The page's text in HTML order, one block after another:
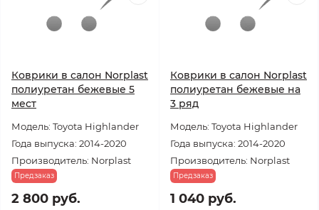
Коврики в салон Norplast
полиуретан бежевые 5
мест
Модель: Toyota Highlander
Года выпуска: 2014-2020
Производитель: Norplast
Предзаказ
2 800 руб.
Коврики в салон Norplast
полиуретан бежевые на
3 ряд
Модель: Toyota Highlander
Года выпуска: 2014-2020
Производитель: Norplast
Предзаказ
1 040 руб.